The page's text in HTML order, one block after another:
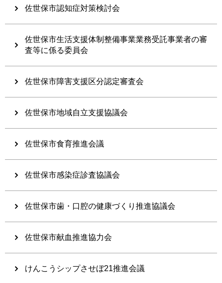
佐世保市認知症対策検討会
佐世保市生活支援体制整備事業業務受託事業者の審
査等に係る委員会
佐世保市障害支援区分認定審査会
佐世保市地域自立支援協議会
佐世保市食育推進会議
佐世保市感染症診査協議会
佐世保市歯・口腔の健康づくり推進協議会
佐世保市献血推進協力会
けんこうシップさせぼ21推進会議